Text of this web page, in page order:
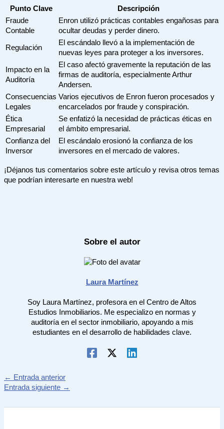
Punto Clave
Descripción
Fraude
Contable
Enron utilizó prácticas contables engañosas para
ocultar deudas y perder dinero.
Regulación
El escándalo llevó a la implementación de
nuevas leyes para proteger a los inversores.
Impacto en la
Auditoría
El caso afectó gravemente la reputación de las
firmas de auditoría, especialmente Arthur
Andersen.
Consecuencias
Legales
Varios ejecutivos de Enron fueron procesados y
encarcelados por fraude y conspiración.
Ética
Empresarial
Se enfatizó la necesidad de prácticas éticas en
el ámbito empresarial.
Confianza del
Inversor
El escándalo erosionó la confianza de los
inversores en el mercado de valores.
¡Déjanos tus comentarios sobre este artículo y revisa otros temas
que podrían interesarte en nuestra web!
Sobre el autor
Laura Martínez
Soy Laura Martínez, profesora en el Centro de Altos
Estudios Inmobiliarios. Me especializo en normas y
auditoría en el sector inmobiliario, apoyando a mis
estudiantes en el desarrollo de habilidades clave.
← Entrada anterior
Entrada siguiente →